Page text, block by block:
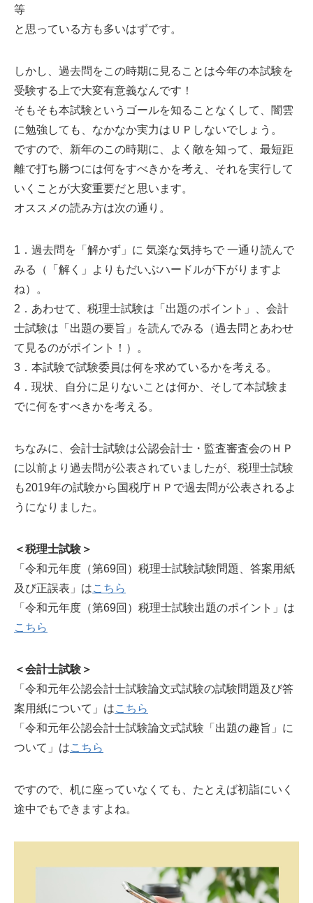
等
と思っている方も多いはずです。
しかし、過去問をこの時期に見ることは今年の本試験を
受験する上で大変有意義なんです！
そもそも本試験というゴールを知ることなくして、闇雲
に勉強しても、なかなか実力はＵＰしないでしょう。
ですので、新年のこの時期に、よく敵を知って、最短距
離で打ち勝つには何をすべきかを考え、それを実行して
いくことが大変重要だと思います。
オススメの読み方は次の通り。
1．過去問を「解かず」に 気楽な気持ちで 一通り読んで
みる（「解く」よりもだいぶハードルが下がりますよ
ね）。
2．あわせて、税理士試験は「出題のポイント」、会計
士試験は「出題の要旨」を読んでみる（過去問とあわせ
て見るのがポイント！）。
3．本試験で試験委員は何を求めているかを考える。
4．現状、自分に足りないことは何か、そして本試験ま
でに何をすべきかを考える。
ちなみに、会計士試験は公認会計士・監査審査会のＨＰ
に以前より過去問が公表されていましたが、税理士試験
も2019年の試験から国税庁ＨＰで過去問が公表されるよ
うになりました。
＜税理士試験＞
「令和元年度（第69回）税理士試験試験問題、答案用紙
及び正誤表」はこちら
「令和元年度（第69回）税理士試験出題のポイント」は
こちら
＜会計士試験＞
「令和元年公認会計士試験論文式試験の試験問題及び答
案用紙について」はこちら
「令和元年公認会計士試験論文式試験「出題の趣旨」に
ついて」はこちら
ですので、机に座っていなくても、たとえば初詣にいく
途中でもできますよね。